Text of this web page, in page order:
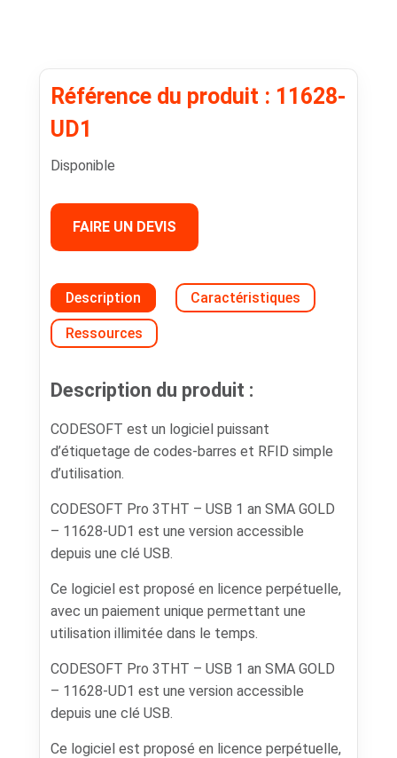
Référence du produit : 11628-
UD1
Disponible
FAIRE UN DEVIS
Description Caractéristiques
Ressources
Description du produit :
CODESOFT est un logiciel puissant
d’étiquetage de codes-barres et RFID simple
d’utilisation.
CODESOFT Pro 3THT – USB 1 an SMA GOLD
– 11628-UD1 est une version accessible
depuis une clé USB.
Ce logiciel est proposé en licence perpétuelle,
avec un paiement unique permettant une
utilisation illimitée dans le temps.
CODESOFT Pro 3THT – USB 1 an SMA GOLD
– 11628-UD1 est une version accessible
depuis une clé USB.
Ce logiciel est proposé en licence perpétuelle,